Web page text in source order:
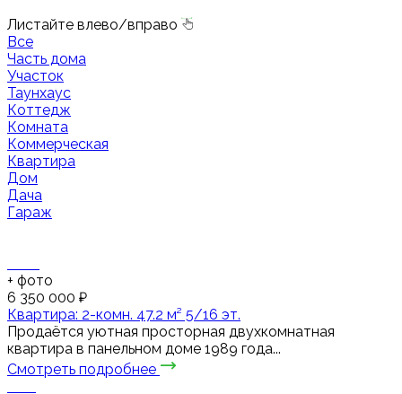
Листайте влево/вправо
Все
Часть дома
Участок
Таунхаус
Коттедж
Комната
Коммерческая
Квартира
Дом
Дача
Гараж
+ фото
6 350 000 ₽
Квартира: 2-комн. 47.2 м² 5/16 эт.
Продаётся уютная просторная двухкомнатная
квартира в панельном доме 1989 года...
Смотреть подробнее